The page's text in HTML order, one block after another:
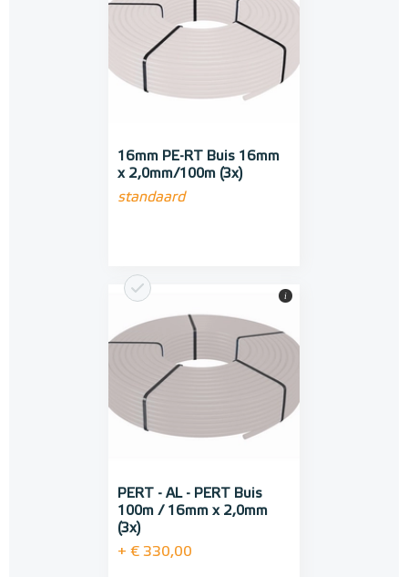
16mm PE-RT Buis 16mm
x 2,0mm/100m (3x)
standaard
PERT - AL - PERT Buis
100m / 16mm x 2,0mm
(3x)
+ € 330,00
i